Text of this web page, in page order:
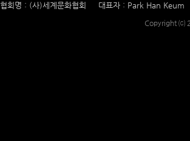
협회명 : (사)세계문화협회 대표자 : Park Han Keum
Copyright ⒞